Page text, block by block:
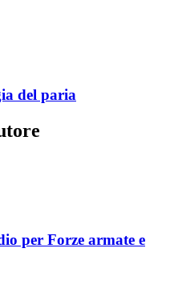
del paria
per Forze armate e